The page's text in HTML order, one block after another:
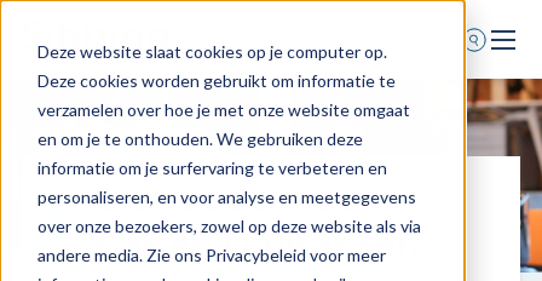
Deze website slaat cookies op je computer op.
Deze cookies worden gebruikt om informatie te
verzamelen over hoe je met onze website omgaat
en om je te onthouden. We gebruiken deze
informatie om je surfervaring te verbeteren en
personaliseren, en voor analyse en meetgegevens
over onze bezoekers, zowel op deze website als via
andere media. Zie ons Privacybeleid voor meer
Home
Voor wie
Diensten
Agenda
Gratis boek voor
startend huisartsen